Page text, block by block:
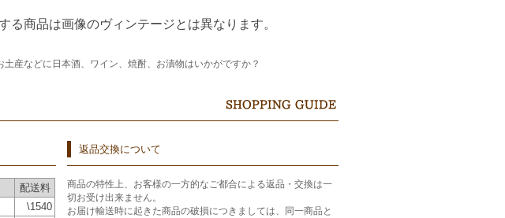
商品は画像のヴィンテージとは異なります。
産などに日本酒、ワイン、焼酎、お漬物はいかがですか？
配送料
\1540
返品交換について
商品の特性上、お客様の一方的なご都合による返品・交換は一
切お受け出来ません。
お届け輸送時に起きた商品の破損につきましては、同一商品と